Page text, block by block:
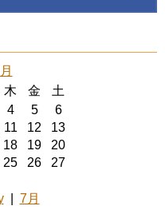
木 金
土
4 5
6
11 12
13
18 19
20
25 26
27
| 7月